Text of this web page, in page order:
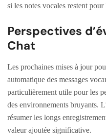
si les notes vocales restent
Perspectives
Chat
Les prochaines mises à jour
automatique des messages
particulièrement utile pour les
des environnements bruyants.
résumer les longs
valeur ajoutée significative.